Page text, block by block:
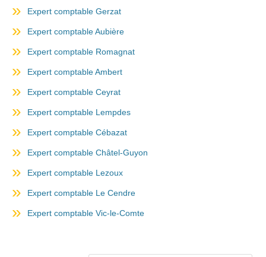
Expert comptable Gerzat
Expert comptable Aubière
Expert comptable Romagnat
Expert comptable Ambert
Expert comptable Ceyrat
Expert comptable Lempdes
Expert comptable Cébazat
Expert comptable Châtel-Guyon
Expert comptable Lezoux
Expert comptable Le Cendre
Expert comptable Vic-le-Comte